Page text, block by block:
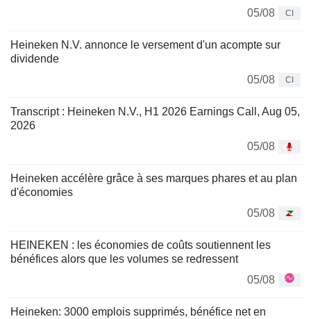
05/08
CI
Heineken N.V. annonce le versement d'un acompte sur
dividende
05/08
CI
Transcript : Heineken N.V., H1 2026 Earnings Call, Aug 05,
2026
05/08
Heineken accélère grâce à ses marques phares et au plan
d'économies
05/08
HEINEKEN : les économies de coûts soutiennent les
bénéfices alors que les volumes se redressent
05/08
Heineken: 3000 emplois supprimés, bénéfice net en